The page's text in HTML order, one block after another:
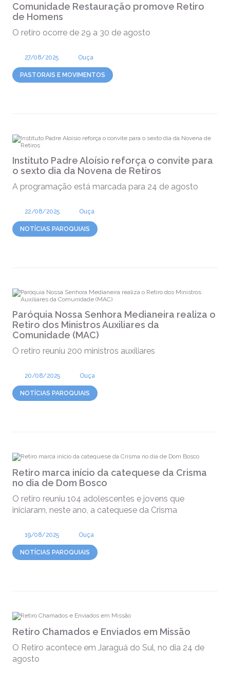
Comunidade Restauração promove Retiro
de Homens
O retiro ocorre de 29 a 30 de agosto
27/08/2025 Ouça
PASTORAIS E MOVIMENTOS
Instituto Padre Aloísio reforça o convite para
o sexto dia da Novena de Retiros
A programação está marcada para 24 de agosto
22/08/2025 Ouça
NOTÍCIAS PAROQUIAIS
Paróquia Nossa Senhora Medianeira realiza o
Retiro dos Ministros Auxiliares da
Comunidade (MAC)
O retiro reuniu 200 ministros auxiliares
20/08/2025 Ouça
NOTÍCIAS PAROQUIAIS
Retiro marca início da catequese da Crisma
no dia de Dom Bosco
O retiro reuniu 104 adolescentes e jovens que
iniciaram, neste ano, a catequese da Crisma
19/08/2025 Ouça
NOTÍCIAS PAROQUIAIS
Retiro Chamados e Enviados em Missão
O Retiro acontece em Jaraguá do Sul, no dia 24 de
agosto